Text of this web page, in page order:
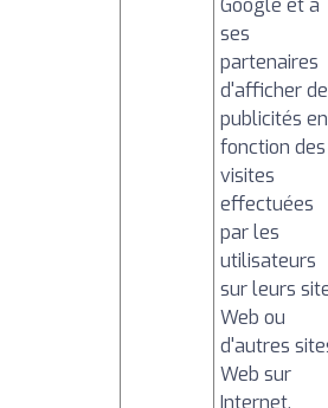
Google et à
ses
partenaires
d'afficher
publicités en
fonction des
visites
effectuées
par les
utilisateurs
sur leurs
Web ou
d'autres
Web sur
Internet.